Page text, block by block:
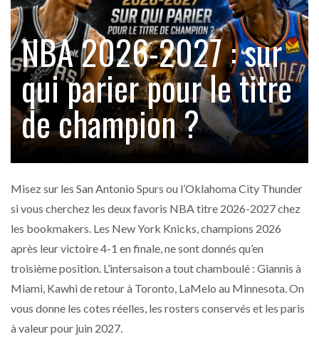
NBA 2026-2027 : sur
qui parier pour le titre
de champion ?
Misez sur les San Antonio Spurs ou l’Oklahoma City Thunder
si vous cherchez les deux favoris NBA titre 2026-2027 chez
les bookmakers. Les New York Knicks, champions 2026
après leur victoire 4-1 en finale, ne sont donnés qu’en
troisième position. L’intersaison a tout chamboulé : Giannis à
Miami, Kawhi de retour à Toronto, LaMelo au Minnesota. On
vous donne les cotes réelles, les rosters conservés et les paris
à valeur pour juin 2027.